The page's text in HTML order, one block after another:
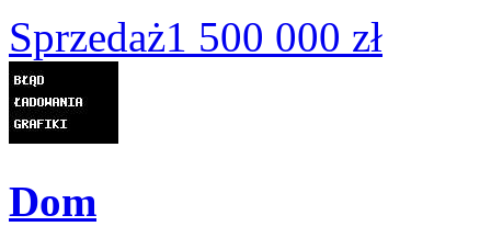
Sprzedaż1 500 000 zł
Dom